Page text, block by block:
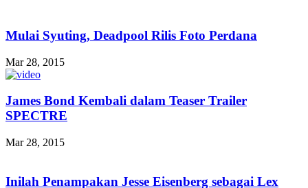
Mulai Syuting, Deadpool Rilis Foto Perdana
Mar 28, 2015
James Bond Kembali dalam Teaser Trailer
SPECTRE
Mar 28, 2015
Inilah Penampakan Jesse Eisenberg sebagai Lex